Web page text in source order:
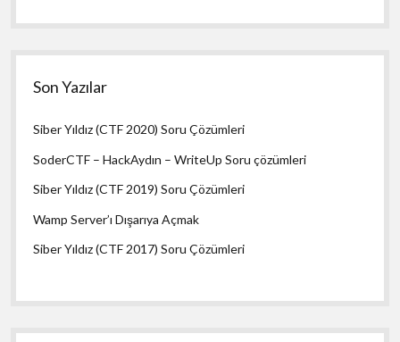
Son Yazılar
Siber Yıldız (CTF 2020) Soru Çözümleri
SoderCTF – HackAydın – WriteUp Soru çözümleri
Siber Yıldız (CTF 2019) Soru Çözümleri
Wamp Server’ı Dışarıya Açmak
Siber Yıldız (CTF 2017) Soru Çözümleri